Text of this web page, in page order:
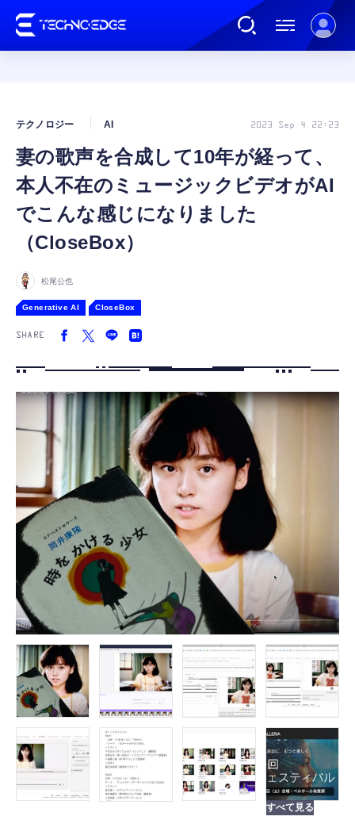
AI
ガジェット
カルチャー
FOLLOW US
妻の歌声を合成して10年が経って、
本人不在のミュージックビデオがAI
でこんな感じになりました
（CloseBox）
テクノロジー AI 2023 Sep 4 22:23
松尾公也
Generative AI CloseBox
SHARE